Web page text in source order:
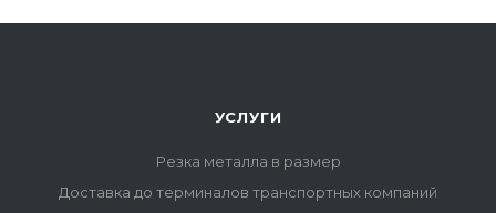
УСЛУГИ
Резка металла в размер
Доставка до терминалов транспортных компаний